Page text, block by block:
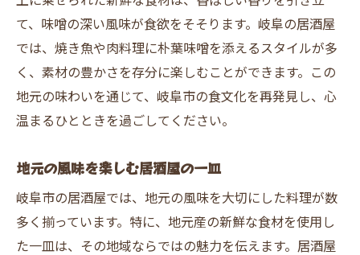
て、味噌の深い風味が食欲をそそります。岐阜の居酒屋
では、焼き魚や肉料理に朴葉味噌を添えるスタイルが多
く、素材の豊かさを存分に楽しむことができます。この
地元の味わいを通じて、岐阜市の食文化を再発見し、心
温まるひとときを過ごしてください。
地元の風味を楽しむ居酒屋の一皿
岐阜市の居酒屋では、地元の風味を大切にした料理が数
多く揃っています。特に、地元産の新鮮な食材を使用し
た一皿は、その地域ならではの魅力を伝えます。居酒屋